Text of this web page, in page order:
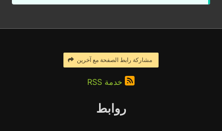
مشاركة رابط الصفحة مع آخرين
خدمة RSS
روابط